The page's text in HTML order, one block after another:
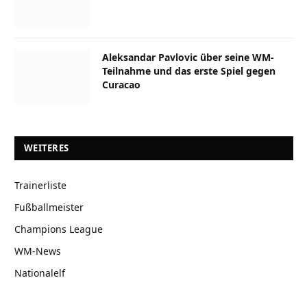
Aleksandar Pavlovic über seine WM-
Teilnahme und das erste Spiel gegen
Curacao
WEITERES
Trainerliste
Fußballmeister
Champions League
WM-News
Nationalelf